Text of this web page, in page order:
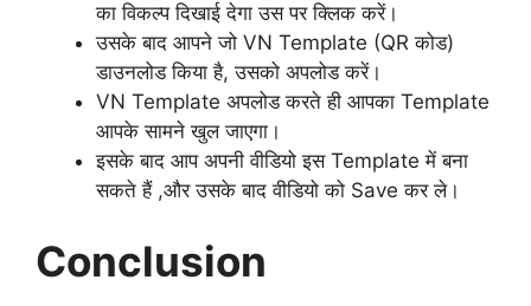
का विकल्प दिखाई देगा उस पर क्लिक करें।
उसके बाद आपने जो VN Template (QR कोड)
डाउनलोड किया है, उसको अपलोड करें।
VN Template अपलोड करते ही आपका Template
आपके सामने खुल जाएगा।
इसके बाद आप अपनी वीडियो इस Template में बना
सकते हैं ,और उसके बाद वीडियो को Save कर ले।
Conclusion